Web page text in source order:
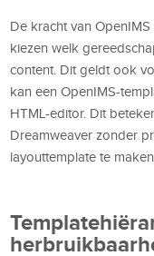
De kracht van
kiezen welk
content. Dit geldt ook
kan een OpenIMS-
HTML-editor. Dit
Dreamweaver zonder
layouttemplate te